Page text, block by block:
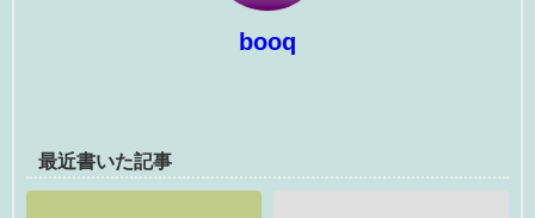
booq
最近書いた記事